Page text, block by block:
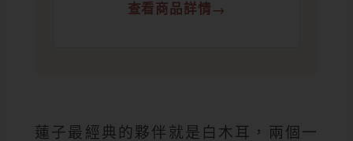
查看商品詳情
蓮子最經典的夥伴就是白木耳，兩個一